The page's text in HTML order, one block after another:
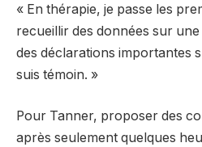
« En thérapie, je passe les
recueillir des données sur
des déclarations importantes
suis témoin. »
Pour Tanner, proposer des
après seulement quelques